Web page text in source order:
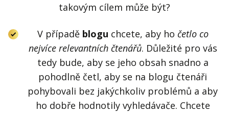
takovým cílem může být?
V případě blogu chcete, aby ho četlo co
nejvíce relevantních čtenářů. Důležité pro vás
tedy bude, aby se jeho obsah snadno a
pohodlně četl, aby se na blogu čtenáři
pohybovali bez jakýchkoliv problémů a aby
ho dobře hodnotily vyhledávače. Chcete